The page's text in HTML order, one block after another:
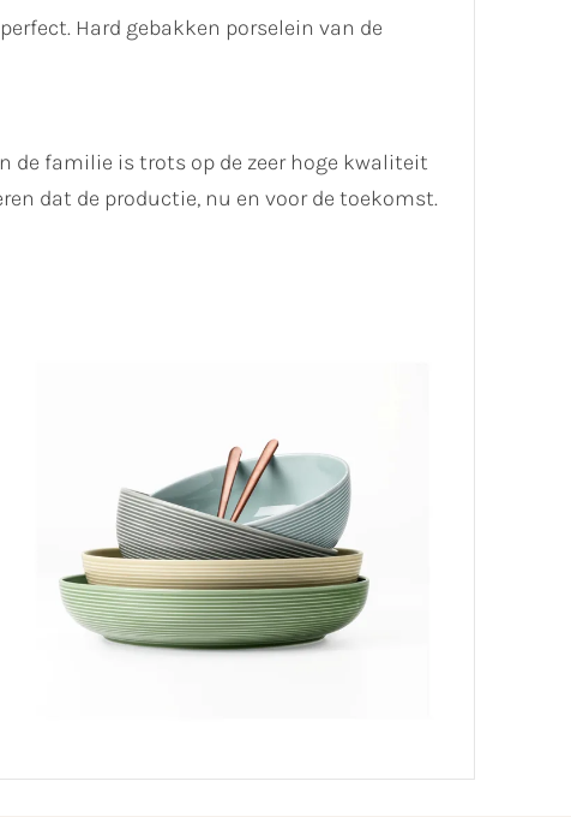
Hard gebakken porselein van de
de familie is trots op de zeer hoge kwaliteit
dat de productie, nu en voor de toekomst.